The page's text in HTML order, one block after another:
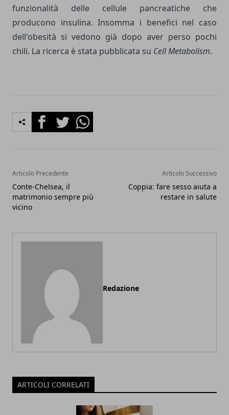
funzionalità delle cellule pancreatiche che
producono insulina. Insomma i benefici nel caso
dell'obesità si vedono già dopo aver perso pochi
chili. La ricerca è stata pubblicata su Cell Metabolism.
FacebookTwitterWhatsapp
Articolo Precedente
Conte-Chelsea, il
matrimonio sempre più
vicino
Articolo Successivo
Coppia: fare sesso aiuta a
restare in salute
Redazione
ARTICOLI CORRELATI